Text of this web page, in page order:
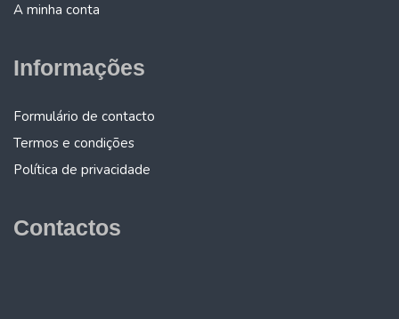
A minha conta
Informações
Formulário de contacto
Termos e condições
Política de privacidade
Contactos